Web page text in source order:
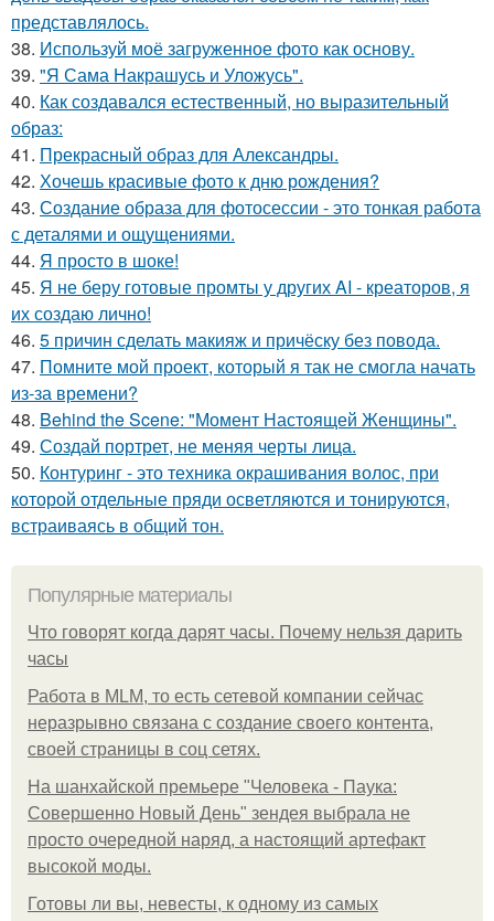
представлялось.
38. Используй моё загруженное фото как основу.
39. "Я Сама Накрашусь и Уложусь".
40. Как создавался естественный, но выразительный
образ:
41. Прекрасный образ для Александры.
42. Хочешь красивые фото к дню рождения?
43. Создание образа для фотосессии - это тонкая работа
с деталями и ощущениями.
44. Я просто в шоке!
45. Я не беру готовые промты у других AI - креаторов, я
их создаю лично!
46. 5 причин сделать макияж и причёску без повода.
47. Помните мой проект, который я так не смогла начать
из-за времени?
48. Behind the Scene: "Момент Настоящей Женщины".
49. Создай портрет, не меняя черты лица.
50. Контуринг - это техника окрашивания волос, при
которой отдельные пряди осветляются и тонируются,
встраиваясь в общий тон.
Популярные материалы
Что говорят когда дарят часы. Почему нельзя дарить
часы
Работа в MLM, то есть сетевой компании сейчас
неразрывно связана с создание своего контента,
своей страницы в соц сетях.
На шанхайской премьере "Человека - Паука:
Совершенно Новый День" зендея выбрала не
просто очередной наряд, а настоящий артефакт
высокой моды.
Готовы ли вы, невесты, к одному из самых